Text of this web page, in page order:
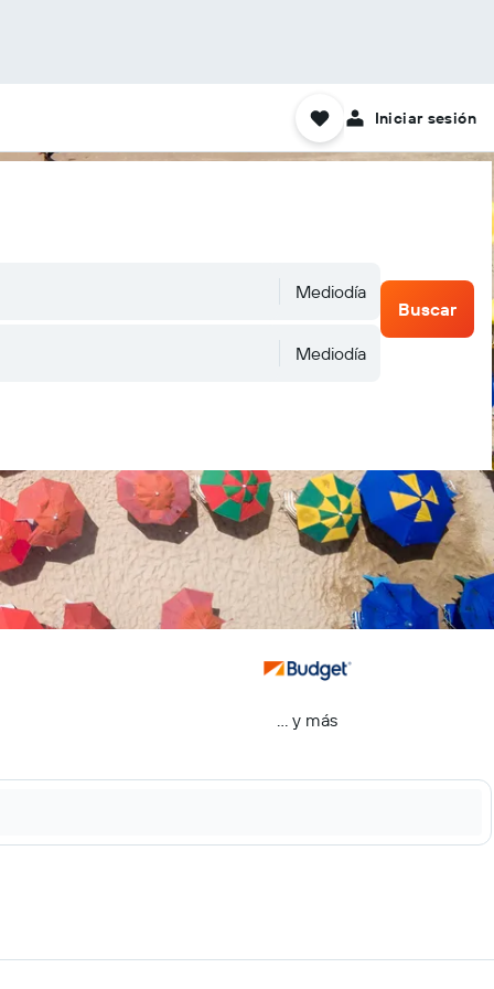
Iniciar sesión
Mediodía
Mediodía
Buscar
… y más